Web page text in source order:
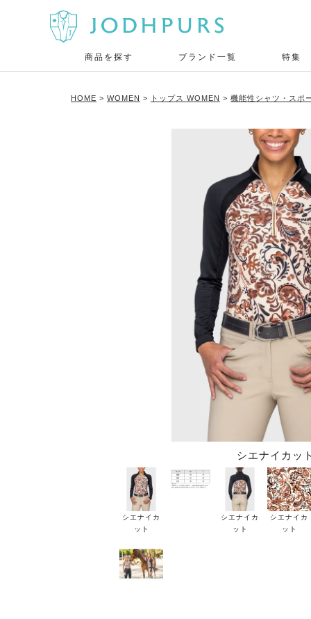
商品を探す ブランド一覧 特集
HOME WOMEN トップス WOMEN 機能性シャツ・スポ
シエナイカッ
シエナイカ
ット
シエナイカ
ット
シエナイカ
ット